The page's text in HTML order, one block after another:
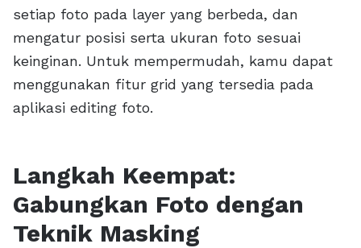
setiap foto pada layer yang berbeda, dan
mengatur posisi serta ukuran foto sesuai
keinginan. Untuk mempermudah, kamu dapat
menggunakan fitur grid yang tersedia pada
aplikasi editing foto.
Langkah Keempat:
Gabungkan Foto dengan
Teknik Masking